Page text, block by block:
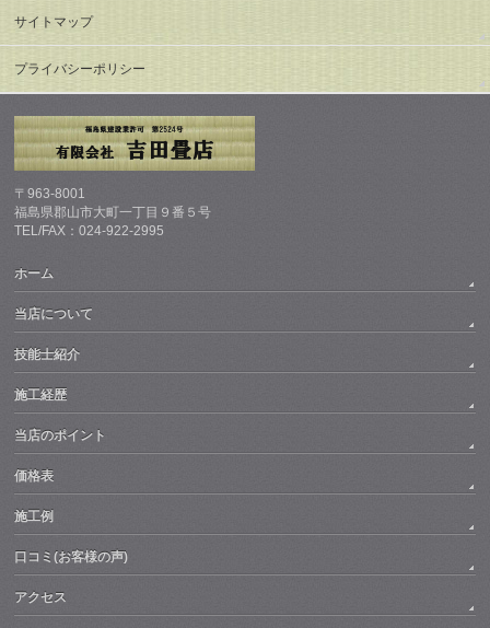
サイトマップ
プライバシーポリシー
〒963-8001
福島県郡山市大町一丁目９番５号
TEL/FAX：024-922-2995
ホーム
当店について
技能士紹介
施工経歴
当店のポイント
価格表
施工例
口コミ(お客様の声)
アクセス